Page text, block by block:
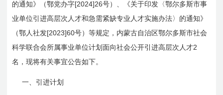
的通知》（鄂党办字[2024]26号）、《关于印发〈鄂尔多斯市事
业单位引进高层次人才和急需紧缺专业人才实施办法〉的通知》
（鄂人社发[2023]60号）等规定，内蒙古自治区鄂尔多斯市社会
科学联合会所属事业单位计划面向社会公开引进高层次人才2
名，现将有关事宜公告如下。
一、引进计划